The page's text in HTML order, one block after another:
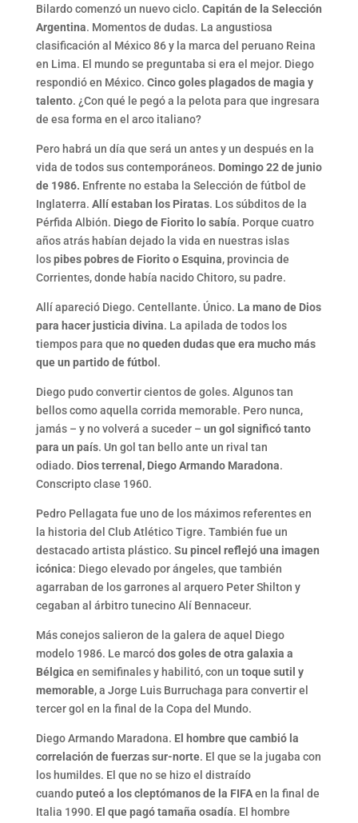
Bilardo comenzó un nuevo ciclo. Capitán de la Selección
Argentina. Momentos de dudas. La angustiosa
clasificación al México 86 y la marca del peruano Reina
en Lima. El mundo se preguntaba si era el mejor. Diego
respondió en México. Cinco goles plagados de magia y
talento. ¿Con qué le pegó a la pelota para que ingresara
de esa forma en el arco italiano?
Pero habrá un día que será un antes y un después en la
vida de todos sus contemporáneos. Domingo 22 de junio
de 1986. Enfrente no estaba la Selección de fútbol de
Inglaterra. Allí estaban los Piratas. Los súbditos de la
Pérfida Albión. Diego de Fiorito lo sabía. Porque cuatro
años atrás habían dejado la vida en nuestras islas
lospibes pobres de Fiorito o Esquina, provincia de
Corrientes, donde había nacido Chitoro, su padre.
Allí apareció Diego. Centellante. Único. La mano de Dios
para hacer justicia divina. La apilada de todos los
tiempos para que no queden dudas que era mucho más
que un partido de fútbol .
Diego pudo convertir cientos de goles. Algunos tan
bellos como aquella corrida memorable. Pero nunca,
jamás – y no volverá a suceder – un gol significó tanto
para un país. Un gol tan bello ante un rival tan
odiado. Dios terrenal, Diego Armando Maradona.
Conscripto clase 1960.
Pedro Pellagata fue uno de los máximos referentes en
la historia del Club Atlético Tigre. También fue un
destacado artista plástico. Su pincel reflejó una imagen
icónica: Diego elevado por ángeles, que también
agarraban de los garrones al arquero Peter Shilton y
cegaban al árbitro tunecino Alí Bennaceur.
Más conejos salieron de la galera de aquel Diego
modelo 1986. Le marcódos goles de otra galaxia a
Bélgica en semifinales y habilitó, con un toque sutil y
memorable, a Jorge Luis Burruchaga para convertir el
tercer gol en la final de la Copa del Mundo.
Diego Armando Maradona. El hombre que cambió la
correlación de fuerzas sur-norte. El que se la jugaba con
los humildes. El que no se hizo el distraído
cuandoputeó a los cleptómanos de la FIFAen la final de
Italia 1990. El que pagó tamaña osadía. El hombre